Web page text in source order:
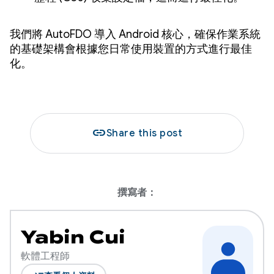
我們將 AutoFDO 導入 Android 核心，確保作業系統
的基礎架構會根據您日常使用裝置的方式進行最佳
化。
linkShare this post
撰寫者：
Yabin Cui
軟體工程師